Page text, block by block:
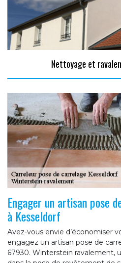
Nettoyage et
Engager un artisan pose
à Kesseldorf
Avez-vous envie d’économiser
engagez un artisan pose de
67930. Winterstein ravalement,